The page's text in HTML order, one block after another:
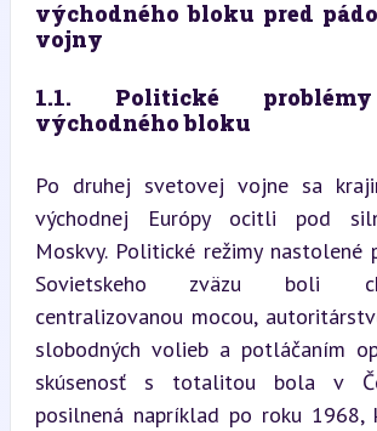
východného bloku pred
vojny
1.1. Politické
východného bloku
Po druhej svetovej vojne sa
východnej Európy ocitli pod
Moskvy. Politické režimy nastolené
Sovietskeho zväzu boli
centralizovanou mocou,
slobodných volieb a potláčaním
skúsenosť s totalitou bola v
posilnená napríklad po roku 1968,